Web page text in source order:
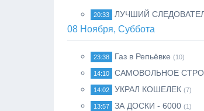
20:33 ЛУЧШИЙ
08 Ноября, Суббота
23:38 Газ в Репьёвке (10)
14:10 САМОВОЛЬНОЕ
14:02 УКРАЛ КОШЕЛЕК (7)
13:57 ЗА ДОСКИ - 6000 (1)